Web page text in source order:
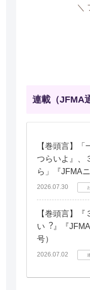
連載（JFMA
【巻頭言】
つらいよ』、
ら」『JFMA
2026.07.30
【巻頭言】
い︖』『
号）
2026.07.02